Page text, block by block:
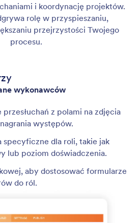
i koordynację projektów.
rolę w przyspieszaniu,
przejrzystości Twojego
procesu.
wykonawców
z polami na zdjęcia
występów.
specyficzne dla roli, takie jak
lub poziom doświadczenia.
aby dostosować formularze
do ról.